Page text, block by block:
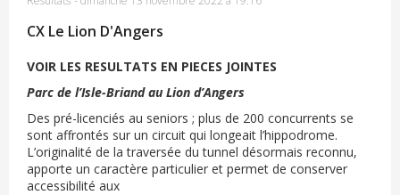
CX Le Lion D'Angers
VOIR LES RESULTATS EN PIECES JOINTES
Parc de l’Isle-Briand au Lion d’Angers
Des pré-licenciés au seniors ; plus de 200 concurrents se
sont affrontés sur un circuit qui longeait l’hippodrome.
L’originalité de la traversée du tunnel désormais reconnu,
apporte un caractère particulier et permet de conserver
accessibilité aux